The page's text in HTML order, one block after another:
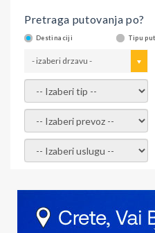
Pretraga putovanja po?
Destinaciji Tipu
- izaberi drzavu -
- izaberi tip -
- izaberi prevoz -
- Izaberite uslugu -